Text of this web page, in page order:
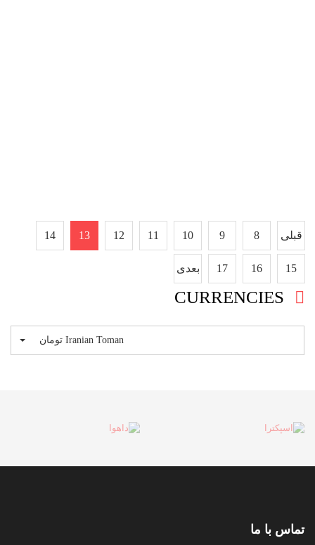
قبلی 8
9
10
11
12
13
14
15
16
17 بعدی
CURRENCIES
Iranian Toman تومان
تماس با ما